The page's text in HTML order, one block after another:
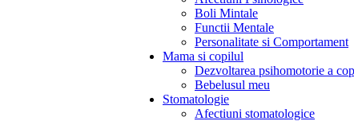
Boli Mintale
Functii Mentale
Personalitate si Comportament
Mama si copilul
Dezvoltarea psihomotorie a
Bebelusul meu
Stomatologie
Afectiuni stomatologice